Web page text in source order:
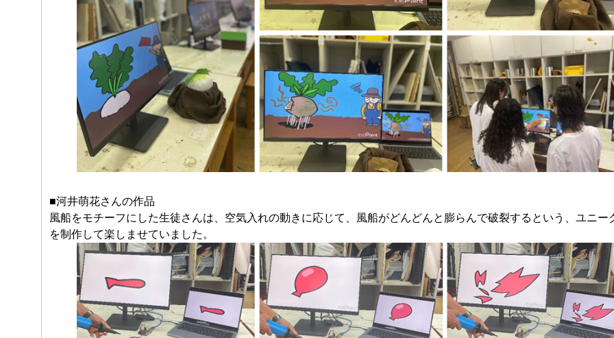
■河井萌花さんの作品
風船をモチーフにした生徒さんは、空気入れの動きに応じて、風船がどんどんと膨らんで破裂するという、ユニー
を制作して楽しませていました。